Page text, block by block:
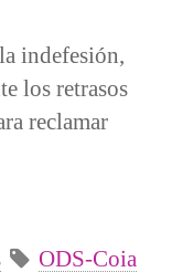
indefesión,
los retrasos
reclamar
ODS-Coia